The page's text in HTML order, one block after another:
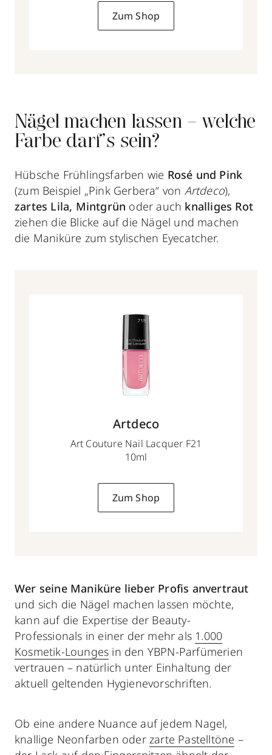
Zum Shop
Nägel machen lassen – welche
Farbe darf’s sein?
Hübsche Frühlingsfarben wie Rosé und Pink
(zum Beispiel „Pink Gerbera“ von Artdeco),
zartes Lila, Mintgrün oder auch knalliges Rot
ziehen die Blicke auf die Nägel und machen
die Maniküre zum stylischen Eyecatcher.
Artdeco
Art Couture Nail Lacquer F21
10ml
Zum Shop
Wer seine Maniküre lieber Profis anvertraut
und sich die Nägel machen lassen möchte,
kann auf die Expertise der Beauty-
Professionals in einer der mehr als 1.000
Kosmetik-Lounges in den YBPN-Parfümerien
vertrauen – natürlich unter Einhaltung der
aktuell geltenden Hygienevorschriften.
Ob eine andere Nuance auf jedem Nagel,
knallige Neonfarben oder zarte Pastelltöne –